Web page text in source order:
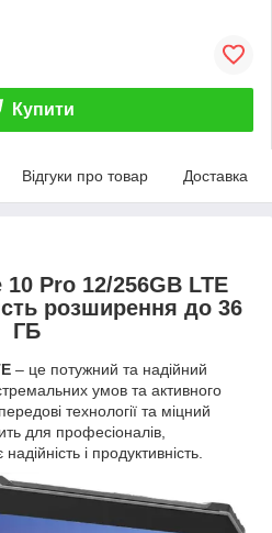
Купити
Відгуки про товар Доставка
Pro 12/256GB LTE
розширення до 36
ГБ
– це потужний та надійний
умов та активного
технології та міцний
для професіоналів,
і продуктивність.